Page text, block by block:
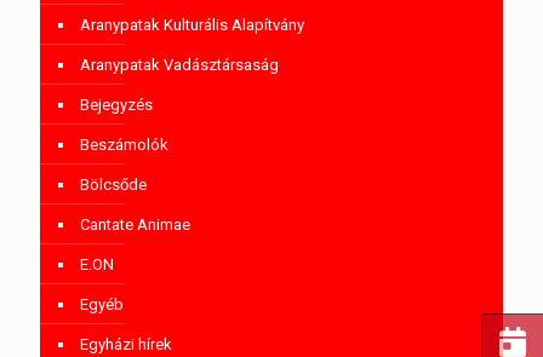
Aranypatak Kulturális Alapítvány
Aranypatak Vadásztársaság
Bejegyzés
Beszámolók
Bölcsőde
Cantate Animae
E.ON
Egyéb
Egyházi hírek